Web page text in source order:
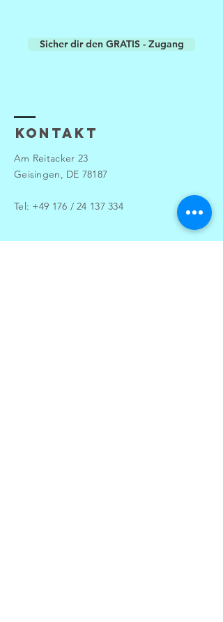
Sicher dir den GRATIS - Zugang
Kontakt
Am Reitacker 23
Geisingen, DE 78187
Tel: +49 176 /24 137 334